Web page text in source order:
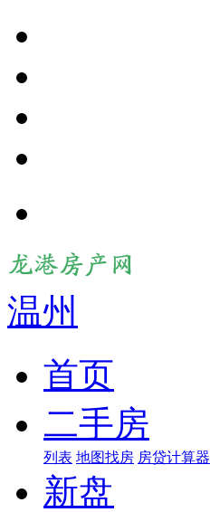
温州
首页
二手房
列表 地图找房 房贷计算器
新盘